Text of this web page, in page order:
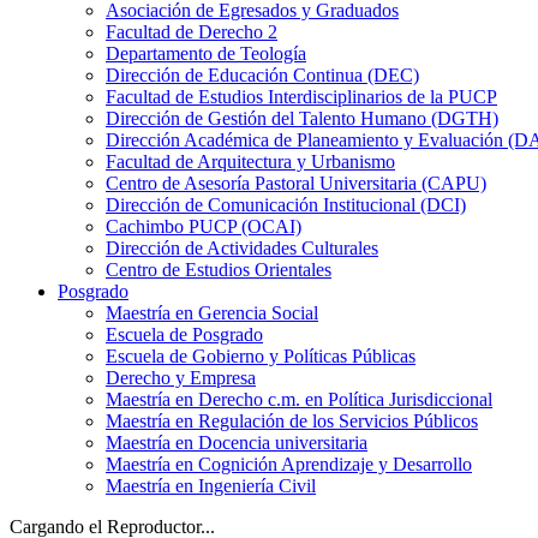
Asociación de Egresados y Graduados
Facultad de Derecho 2
Departamento de Teología
Dirección de Educación Continua (DEC)
Facultad de Estudios Interdisciplinarios de la PUCP
Dirección de Gestión del Talento Humano (DGTH)
Dirección Académica de Planeamiento y Evaluación
Facultad de Arquitectura y Urbanismo
Centro de Asesoría Pastoral Universitaria (CAPU)
Dirección de Comunicación Institucional (DCI)
Cachimbo PUCP (OCAI)
Dirección de Actividades Culturales
Centro de Estudios Orientales
Posgrado
Maestría en Gerencia Social
Escuela de Posgrado
Escuela de Gobierno y Políticas Públicas
Derecho y Empresa
Maestría en Derecho c.m. en Política Jurisdiccional
Maestría en Regulación de los Servicios Públicos
Maestría en Docencia universitaria
Maestría en Cognición Aprendizaje y Desarrollo
Maestría en Ingeniería Civil
Cargando el Reproductor...